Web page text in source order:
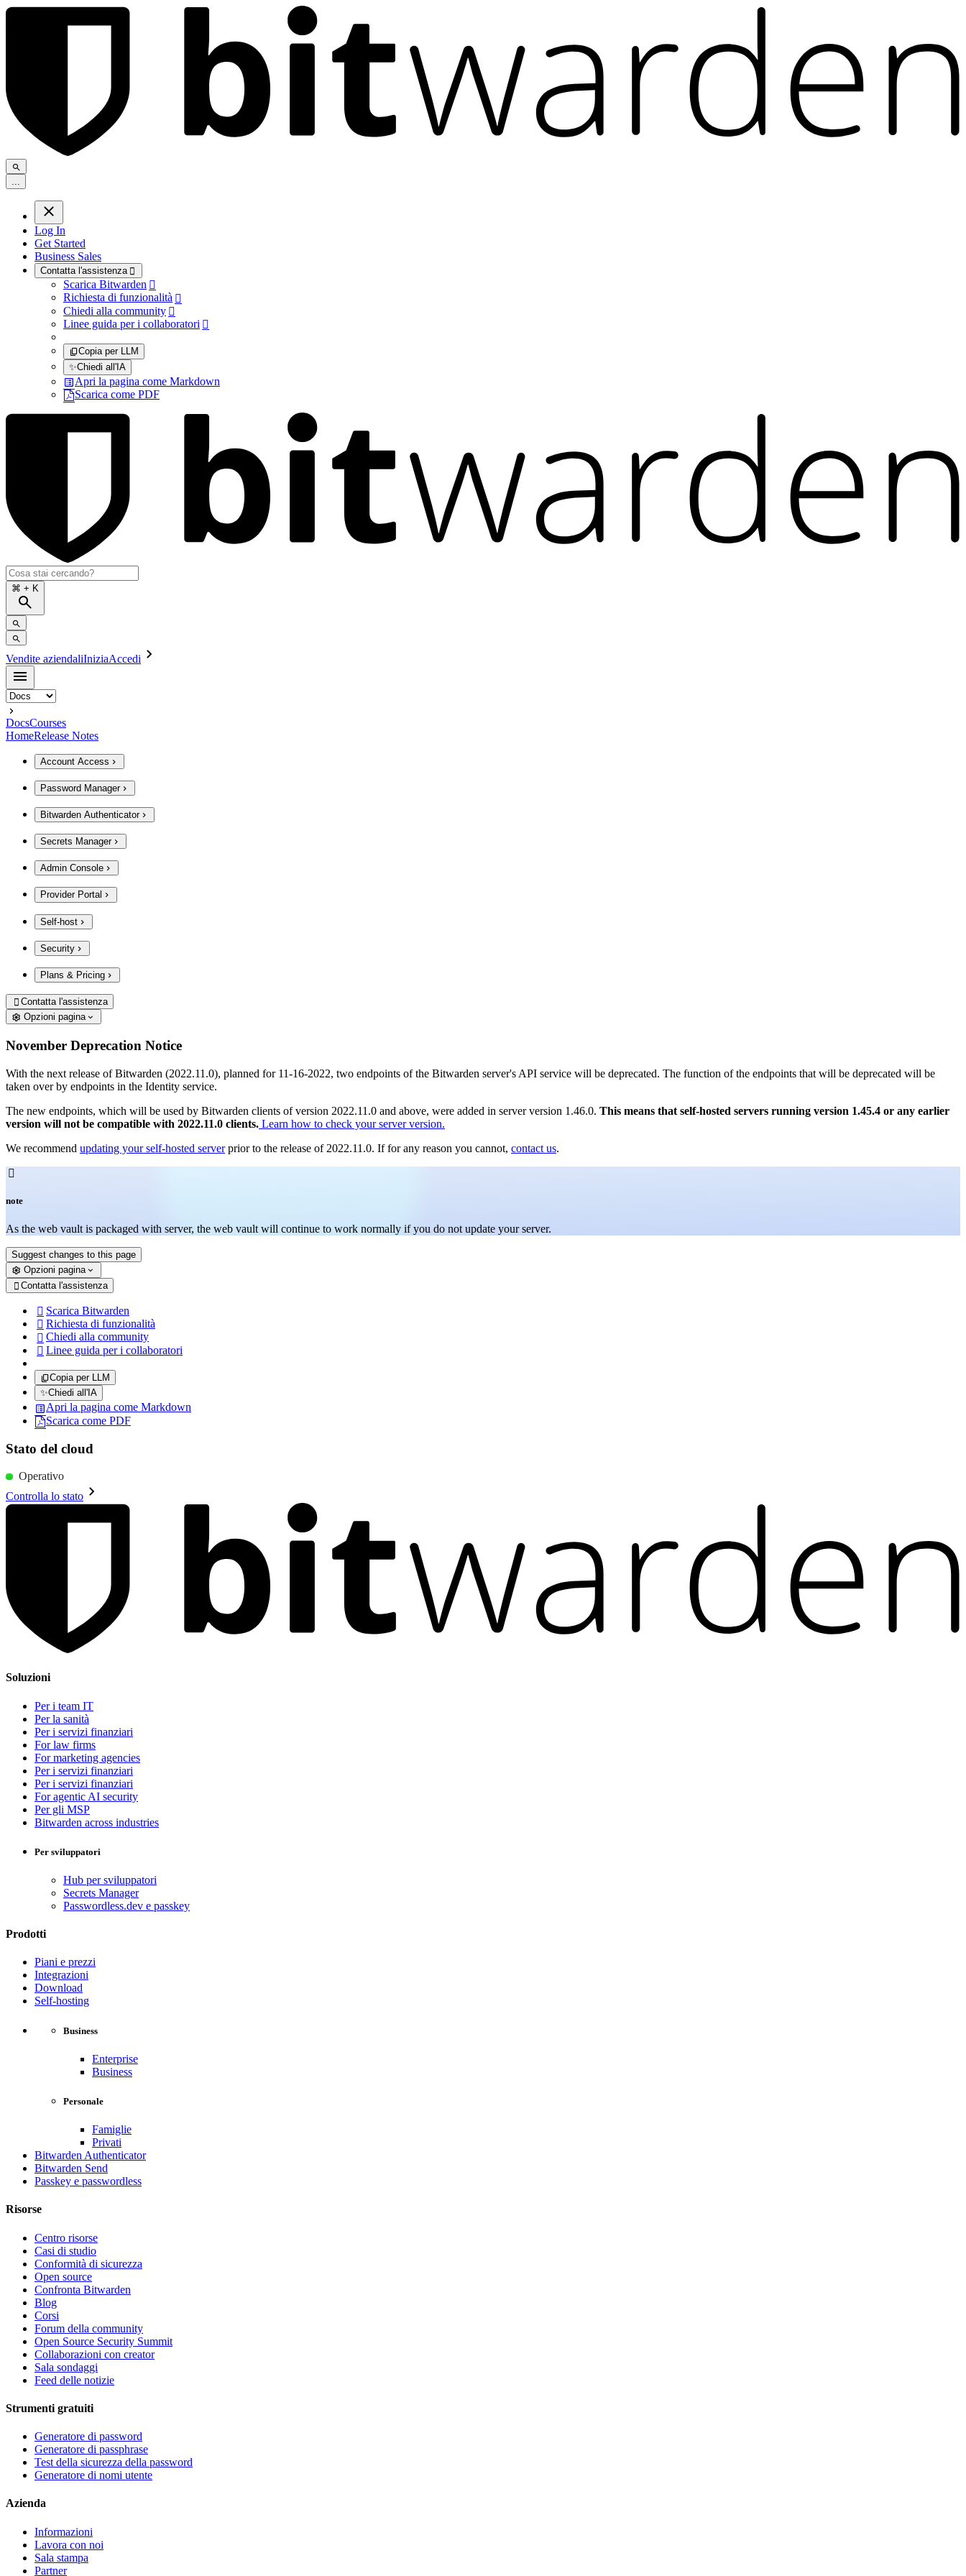
Log In
Get Started
Business Sales
Contatta l'assistenza 
Scarica Bitwarden 
Richiesta di funzionalità 
Chiedi alla community 
Linee guida per i collaboratori 
Copia per LLM
✨Chiedi all'IA
Apri la pagina come Markdown
Scarica come PDF
⌘ + K
Vendite aziendaliIniziaAccedi
DocsCourses
HomeRelease Notes
Account Access
Password Manager
Bitwarden Authenticator
Secrets Manager
Admin Console
Provider Portal
Self-host
Security
Plans & Pricing
 Contatta l'assistenza
Opzioni pagina
November Deprecation Notice
With the next release of Bitwarden (2022.11.0), planned for 11-16-2022, two endpoints of the Bitwarden server's API service will be deprecated. The function of the endpoints that will be deprecated will be
taken over by endpoints in the Identity service.
The new endpoints, which will be used by Bitwarden clients of version 2022.11.0 and above, were added in server version 1.46.0. This means that self-hosted servers running version 1.45.4 or any earlier
version will not be compatible with 2022.11.0 clients. Learn how to check your server version.
We recommend updating your self-hosted serverprior to the release of 2022.11.0. If for any reason you cannot, contact us.

note
As the web vault is packaged with server, the web vault will continue to work normally if you do not update your server.
Suggest changes to this page
Opzioni pagina
 Contatta l'assistenza
 Scarica Bitwarden
 Richiesta di funzionalità
 Chiedi alla community
 Linee guida per i collaboratori
Copia per LLM
✨Chiedi all'IA
Apri la pagina come Markdown
Scarica come PDF
Stato del cloud
Operativo
Controlla lo stato
Soluzioni
Per i team IT
Per la sanità
Per i servizi finanziari
For law firms
For marketing agencies
Per i servizi finanziari
Per i servizi finanziari
For agentic AI security
Per gli MSP
Bitwarden across industries
Per sviluppatori
Hub per sviluppatori
Secrets Manager
Passwordless.dev e passkey
Prodotti
Piani e prezzi
Integrazioni
Download
Self-hosting
Business
Enterprise
Business
Personale
Famiglie
Privati
Bitwarden Authenticator
Bitwarden Send
Passkey e passwordless
Risorse
Centro risorse
Casi di studio
Conformità di sicurezza
Open source
Confronta Bitwarden
Blog
Corsi
Forum della community
Open Source Security Summit
Collaborazioni con creator
Sala sondaggi
Feed delle notizie
Strumenti gratuiti
Generatore di password
Generatore di passphrase
Test della sicurezza della password
Generatore di nomi utente
Azienda
Informazioni
Lavora con noi
Sala stampa
Partner